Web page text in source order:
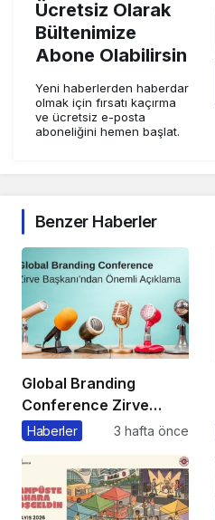
Ücretsiz Olarak
Bültenimize
Abone Olabilirsin
Yeni haberlerden haberdar
olmak için fırsatı kaçırma
ve ücretsiz e-posta
aboneliğini hemen başlat.
Benzer Haberler
Global Branding
Conference Zirve
Başkanı’ndan Önemli
Haberler 3 hafta önce